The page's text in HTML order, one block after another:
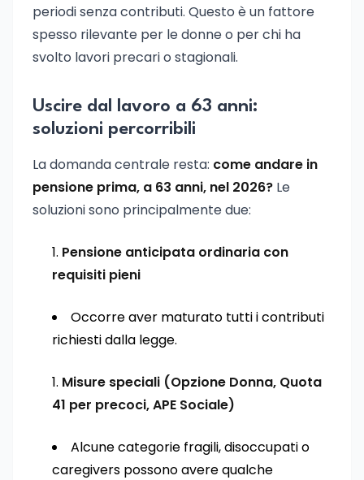
periodi senza contributi. Questo è un fattore
spesso rilevante per le donne o per chi ha
svolto lavori precari o stagionali.
Uscire dal lavoro a 63 anni:
soluzioni percorribili
La domanda centrale resta: come andare in
pensione prima, a 63 anni, nel 2026? Le
soluzioni sono principalmente due:
Pensione anticipata ordinaria con
requisiti pieni
Occorre aver maturato tutti i contributi
richiesti dalla legge.
Misure speciali (Opzione Donna, Quota
41 per precoci, APE Sociale)
Alcune categorie fragili, disoccupati o
caregivers possono avere qualche